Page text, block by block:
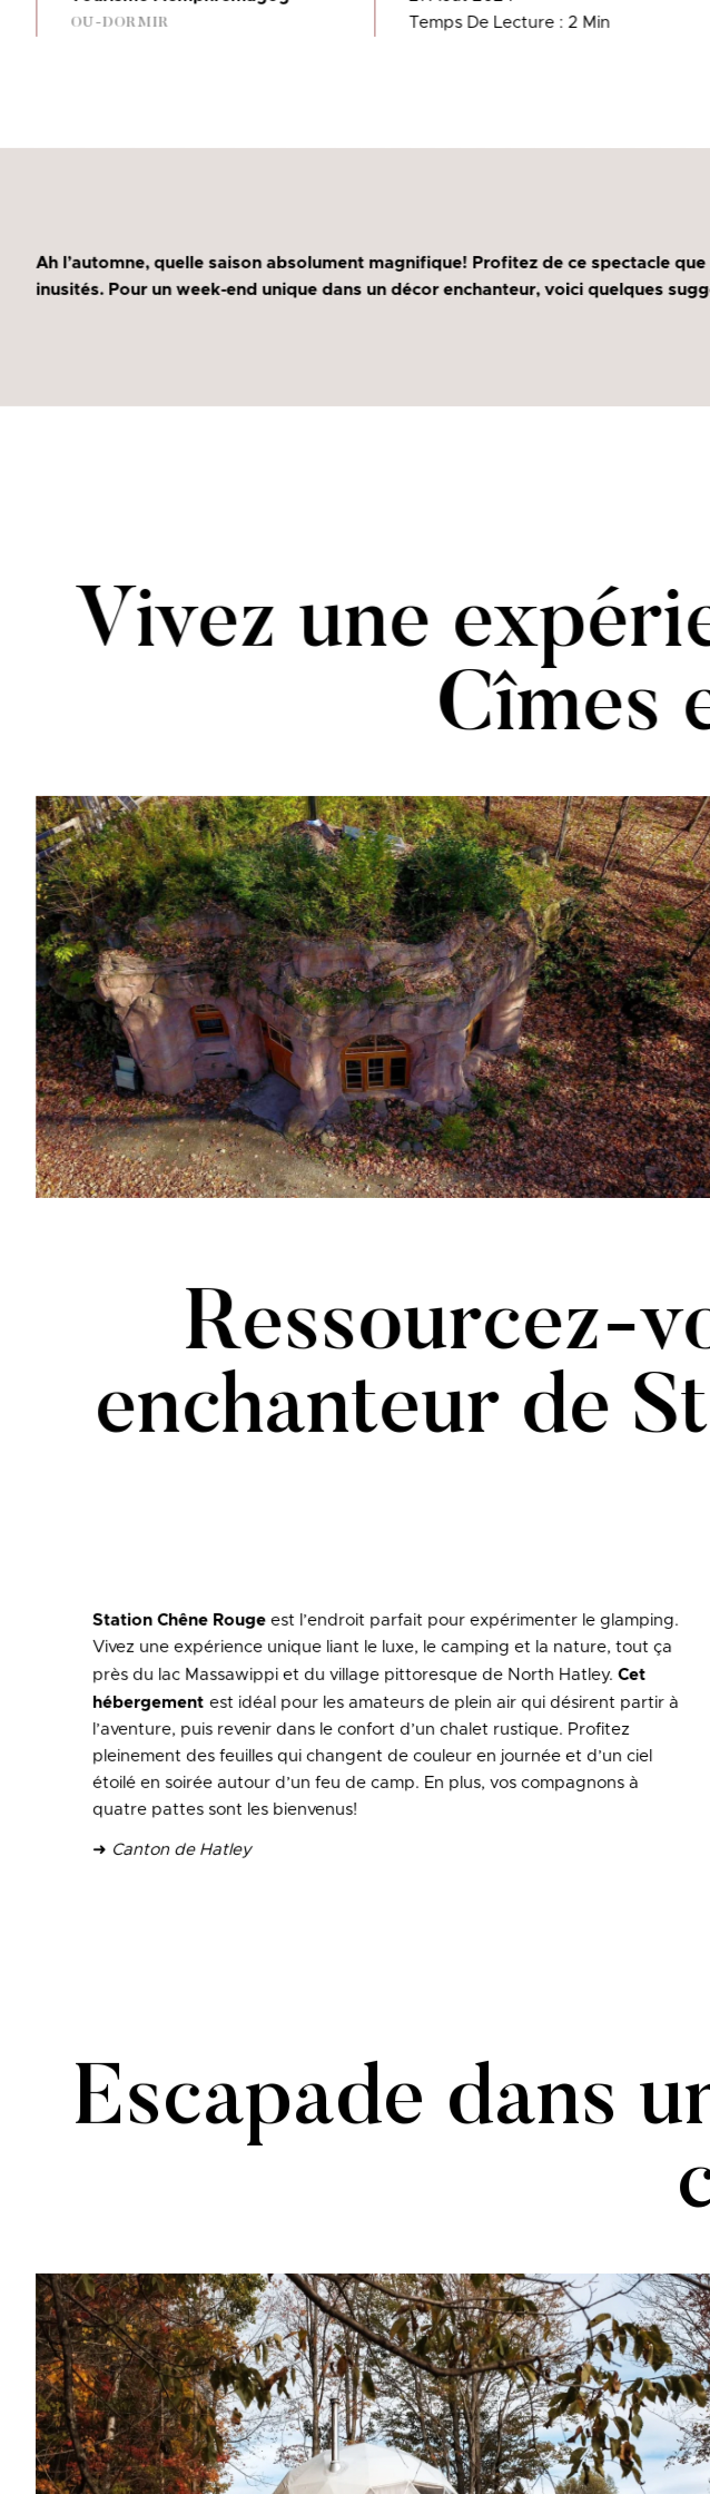
OU-DORMIR Temps De Lecture : 2 Min
Ah l’automne, quelle saison absolument magnifique! Profitez de ce spectacle
inusités. Pour un week-end unique dans un décor enchanteur, voici quelques
Vivez une
Cîmes
Ressourcez-
enchanteur de
Station Chêne Rouge est l’endroit parfait pour expérimenter le glamping.
Vivez une expérience unique liant le luxe, le camping et la nature, tout ça
près du lac Massawippi et du village pittoresque de North Hatley.Cet
hébergement est idéal pour les amateurs de plein air qui désirent partir à
l’aventure, puis revenir dans le confort d’un chalet rustique. Profitez
pleinement des feuilles qui changent de couleur en journée et d’un ciel
étoilé en soirée autour d’un feu de camp. En plus, vos compagnons à
quatre pattes sont les bienvenus!
➜ Canton de Hatley
Escapade dans